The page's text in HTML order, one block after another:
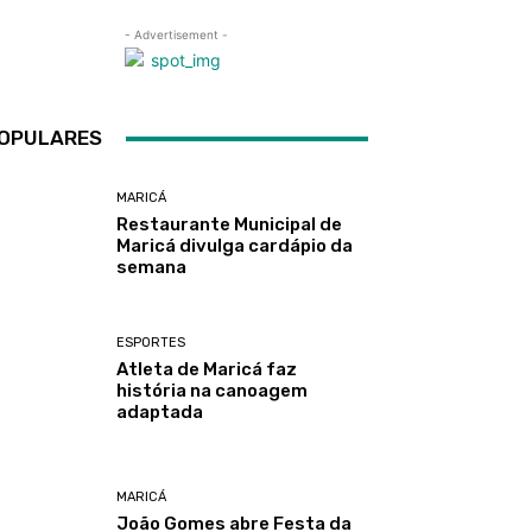
- Advertisement -
MARICÁ
Restaurante Municipal de
Maricá divulga cardápio da
semana
ESPORTES
Atleta de Maricá faz
história na canoagem
adaptada
MARICÁ
João Gomes abre Festa da